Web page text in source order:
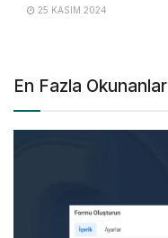
25 KASIM 2024
En Fazla Okunanlar